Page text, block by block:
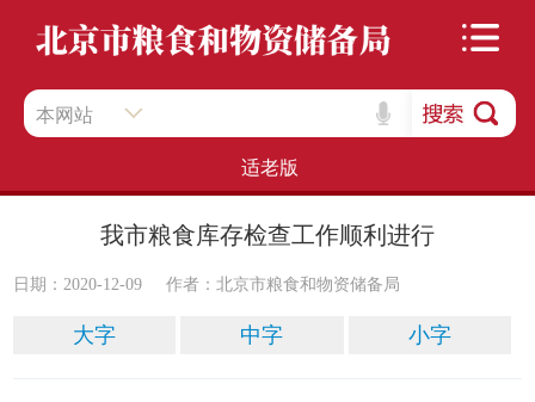
本网站
适老版
我市粮食库存检查工作顺利进行
日期：2020-12-09 作者：北京市粮食和物资储备局
大字 中字 小字